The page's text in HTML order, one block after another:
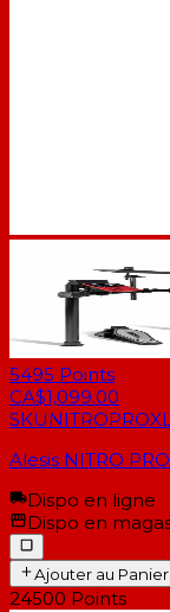
5495 Points
CA$1,099.00
SKU
Alesis NITRO
Dispo en ligne
Dispo en
Ajouter au Panier
24500 Points